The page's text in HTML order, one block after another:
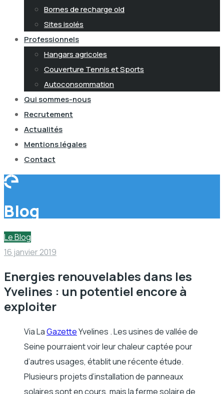
Bornes de recharge old
Sites isolés
Professionnels
Hangars agricoles
Couverture Tennis et Sports
Autoconsommation
Qui sommes-nous
Recrutement
Actualités
Mentions légales
Contact
Blog
Le Blog
16 janvier 2019
Energies renouvelables dans les
Yvelines : un potentiel encore à
exploiter
Via LaGazetteYvelines .Les usines de vallée de
Seine pourraient voir leur chaleur captée pour
d’autres usages, établit une récente étude.
Plusieurs projets d’installation de panneaux
solaires sont en cours, mais la ferme solaire de